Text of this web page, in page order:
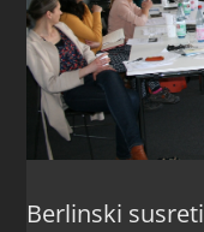
Berlinski susreti